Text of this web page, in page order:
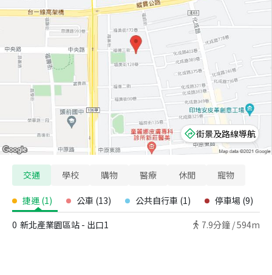
街景及路線導航
交通 學校 購物 醫療 休閒 寵物
捷運 (1) 公車 (13) 公共自行車 (1) 停車場 (9)
0 新北產業園區站 - 出口1 7.9分鐘 /594m